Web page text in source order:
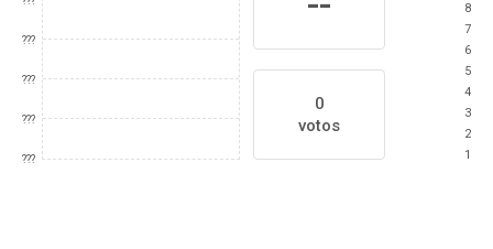
???
???
???
???
0
votos
8
7
6
5
4
3
2
1